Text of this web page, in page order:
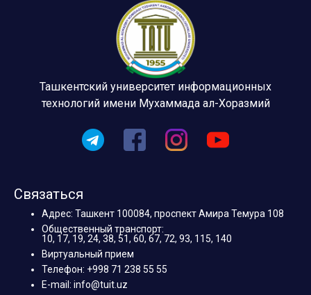
Ташкентский университет информационных
технологий имени Мухаммада ал-Хоразмий
Связаться
Адрес: Ташкент 100084, проспект Амира Темура 108
Общественный транспорт:
10, 17, 19, 24, 38, 51, 60, 67, 72, 93, 115, 140
Виртуальный прием
Телефон: +998 71 238 55 55
E-mail: info@tuit.uz